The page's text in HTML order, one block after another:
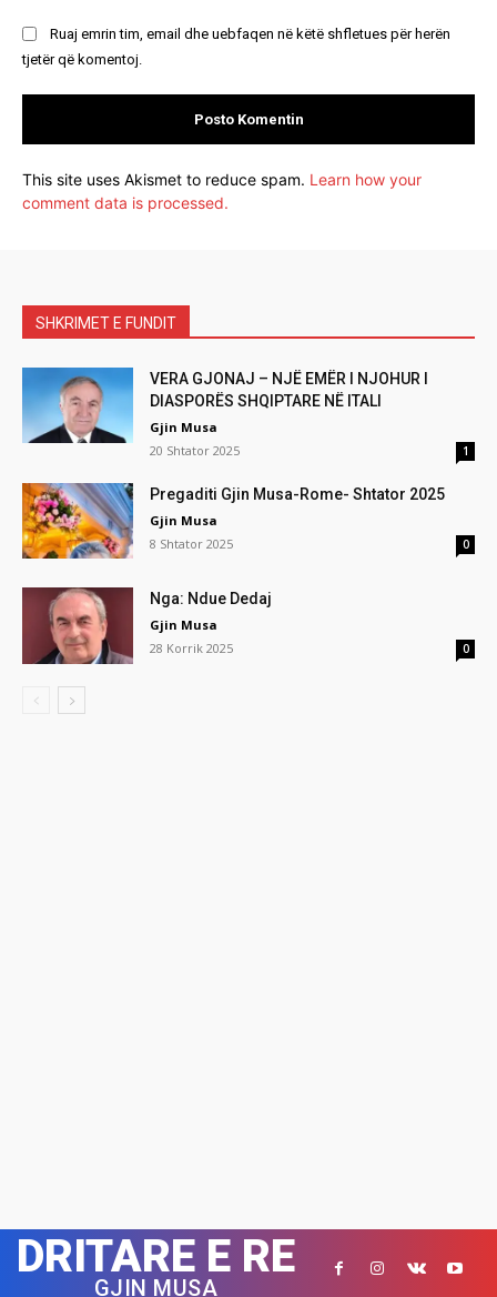
Ruaj emrin tim, email dhe uebfaqen në këtë shfletues për herën
tjetër që komentoj.
This site uses Akismet to reduce spam. Learn how your
comment data is processed.
SHKRIMET E FUNDIT
VERA GJONAJ – NJË EMËR I NJOHUR I
DIASPORËS SHQIPTARE NË ITALI
Gjin Musa
20 Shtator 2025
1
Pregaditi Gjin Musa-Rome- Shtator 2025
Gjin Musa
8 Shtator 2025
0
Nga: Ndue Dedaj
Gjin Musa
28 Korrik 2025
0
DRITARE E RE
GJIN MUSA